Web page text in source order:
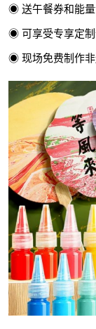
◉ 送午餐券和能量
◉ 可享受专享定
◉ 现场免费制作非